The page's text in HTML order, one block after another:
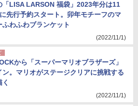
LISA LARSON 福袋」2023年分は11
先行予約スタート。卯年モチーフのマ
ふわふわブランケット
(2022/11/1)
から「スーパーマリオブラザーズ」
ン。マリオがステージクリアに挑戦する
(2022/11/1)